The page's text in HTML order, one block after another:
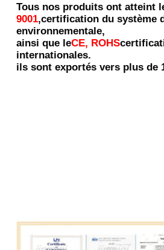
Tous nos produits ont atteint
9001,certification du système
environnementale,
ainsi que leCE, ROHS
internationales.
ils sont exportés vers plus de